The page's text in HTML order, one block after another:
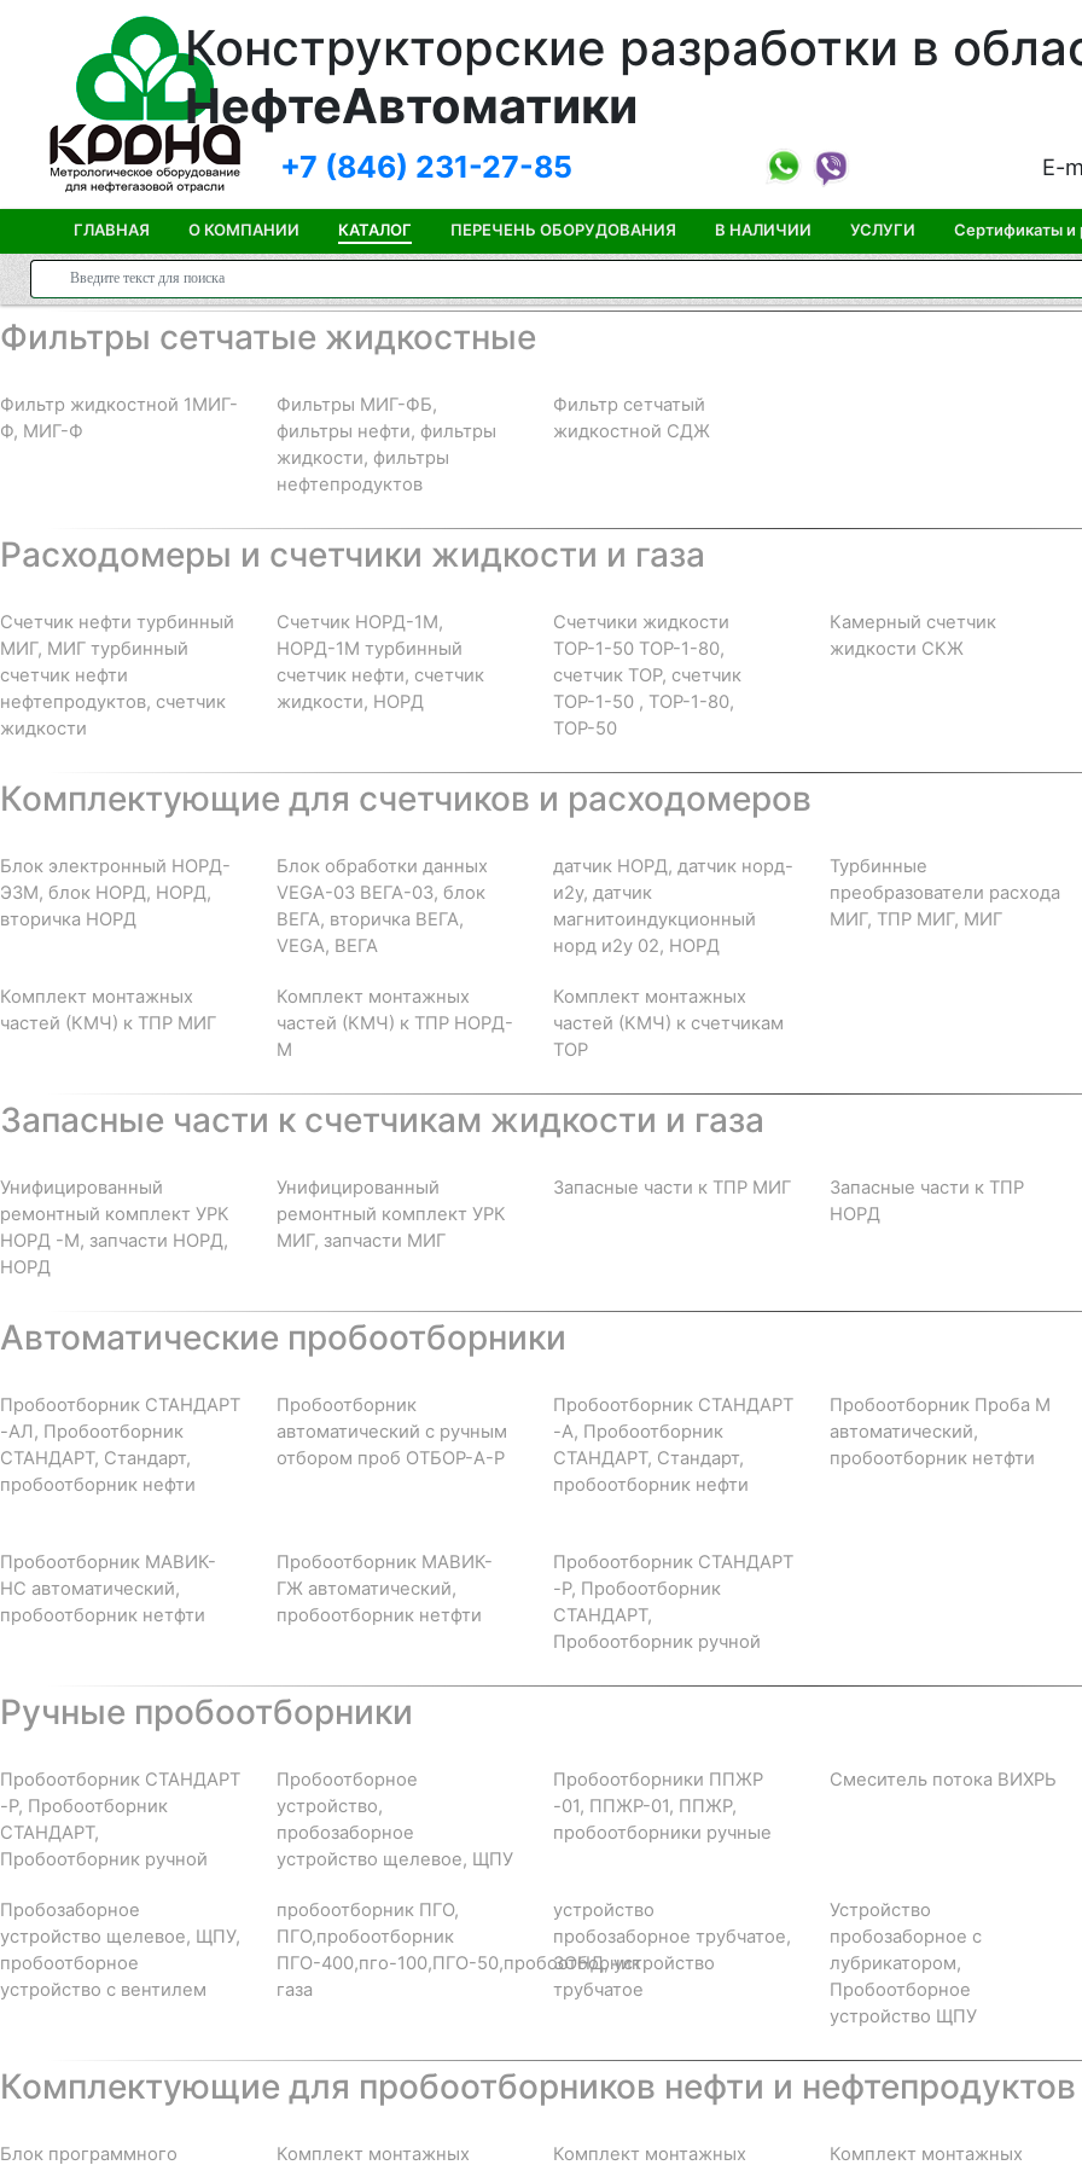
Конструкторские разработки в
НефтеАвтоматики
+7 (846) 231-27-85 E-
ГЛАВНАЯ О КОМПАНИИ КАТАЛОГ ПЕРЕЧЕНЬ ОБОРУДОВАНИЯ В НАЛИЧИИ УСЛУГИ Сертификаты и
Фильтры сетчатые жидкостные
Фильтр жидкостной 1МИГ-
Ф, МИГ-Ф
Фильтры МИГ-ФБ,
фильтры нефти, фильтры
жидкости, фильтры
нефтепродуктов
Фильтр сетчатый
жидкостной СДЖ
Расходомеры и счетчики жидкости и газа
Счетчик нефти турбинный
МИГ, МИГ турбинный
счетчик нефти
нефтепродуктов, счетчик
жидкости
Счетчик НОРД-1М,
НОРД-1М турбинный
счетчик нефти, счетчик
жидкости, НОРД
Счетчики жидкости
ТОР-1-50 ТОР-1-80,
счетчик ТОР, счетчик
ТОР-1-50 , ТОР-1-80,
ТОР-50
Камерный счетчик
жидкости СКЖ
Комплектующие для счетчиков и расходомеров
Блок электронный НОРД-
Э3М, блок НОРД, НОРД,
вторичка НОРД
Блок обработки данных
VEGA-03 ВЕГА-03, блок
ВЕГА, вторичка ВЕГА,
VEGA, ВЕГА
датчик НОРД, датчик норд-
и2у, датчик
магнитоиндукционный
норд и2у 02, НОРД
Турбинные
преобразователи расхода
МИГ, ТПР МИГ, МИГ
Комплект монтажных
частей (КМЧ) к ТПР МИГ
Комплект монтажных
частей (КМЧ) к ТПР НОРД-
М
Комплект монтажных
частей (КМЧ) к счетчикам
ТОР
Запасные части к счетчикам жидкости и газа
Унифицированный
ремонтный комплект УРК
НОРД -М, запчасти НОРД,
НОРД
Унифицированный
ремонтный комплект УРК
МИГ, запчасти МИГ
Запасные части к ТПР МИГ
Запасные части к ТПР
НОРД
Автоматические пробоотборники
Пробоотборник СТАНДАРТ
-АЛ, Пробоотборник
СТАНДАРТ, Стандарт,
пробоотборник нефти
Пробоотборник
автоматический с ручным
отбором проб ОТБОР-А-Р
Пробоотборник СТАНДАРТ
-А, Пробоотборник
СТАНДАРТ, Стандарт,
пробоотборник нефти
Пробоотборник Проба М
автоматический,
пробоотборник нетфти
Пробоотборник МАВИК-
НС автоматический,
пробоотборник нетфти
Пробоотборник МАВИК-
ГЖ автоматический,
пробоотборник нетфти
Пробоотборник СТАНДАРТ
-Р, Пробоотборник
СТАНДАРТ,
Пробоотборник ручной
Ручные пробоотборники
Пробоотборник СТАНДАРТ
-Р, Пробоотборник
СТАНДАРТ,
Пробоотборник ручной
Пробоотборное
устройство,
пробозаборное
устройство щелевое, ЩПУ
Пробоотборники ППЖР
-01, ППЖР-01, ППЖР,
пробоотборники ручные
Смеситель потока ВИХРЬ
Пробозаборное
устройство щелевое, ЩПУ,
пробоотборное
устройство с вентилем
пробоотборник ПГО,
ПГО,пробоотборник
ПГО-400,пго-100,ПГО-50,пробоотборник
газа
устройство
пробозаборное трубчатое,
ЗОНД, устройство
трубчатое
Устройство
пробозаборное с
лубрикатором,
Пробоотборное
устройство ЩПУ
Комплектующие для пробоотборников нефти и нефтепродуктов
Блок программного Комплект монтажных Комплект монтажных Комплект монтажных